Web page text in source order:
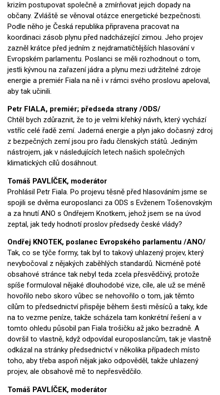
krizím postupovat společně a zmírňovat jejich dopady na
občany. Zvláště se věnoval otázce energetické bezpečnosti.
Podle něho je Česká republika připravena pracovat na
koordinaci zásob plynu před nadcházející zimou. Jeho projev
zazněl krátce před jedním z nejdramatičtějších hlasování v
Evropském parlamentu. Poslanci se měli rozhodnout o tom,
jestli kývnou na zařazení jádra a plynu mezi udržitelné zdroje
energie a premiér Fiala na ně i v rámci svého proslovu apeloval,
aby tak učinili.
Petr FIALA, premiér; předseda strany /ODS/
Chtěl bych zdůraznit, že to je velmi křehký návrh, který vychází
vstříc celé řadě zemí. Jaderná energie a plyn jako dočasný zdroj
z bezpečných zemí jsou pro řadu členských států. Jediným
nástrojem, jak v následujících letech našich společných
klimatických cílů dosáhnout.
Tomáš PAVLÍČEK, moderátor
Prohlásil Petr Fiala. Po projevu těsně před hlasováním jsme se
spojili se dvěma europoslanci za ODS s Evženem Tošenovským
a za hnutí ANO s Ondřejem Knotkem, jehož jsem se na úvod
zeptal, jak tedy hodnotí proslov předsedy české vlády?
Ondřej KNOTEK, poslanec Evropského parlamentu /ANO/
Tak, co se týče formy, tak byl to takový uhlazený projev, který
nevybočoval z nějakých zaběhlých standardů. Nicméně poté
obsahové stránce tak nebyl teda zcela přesvědčivý, protože
spíše formuloval nějaké dlouhodobé vize, cíle, ale už se méně
hovořilo nebo skoro vůbec se nehovořilo o tom, jak těmto
cílům to předsednictví přispěje během šesti měsíců a taky, kde
na to vezme peníze, takže scházela tam konkrétní řešení a v
tomto ohledu působil pan Fiala trošičku až jako bezradně. A
dovršil to vlastně, když odpovídal europoslancům, tak je vlastně
odkázal na stránky předsednictví v několika případech místo
toho, aby třeba aspoň nějak jako odpověděl, takže uhlazený
projev, ale obsahově mě to nepřesvědčilo.
Tomáš PAVLÍČEK, moderátor